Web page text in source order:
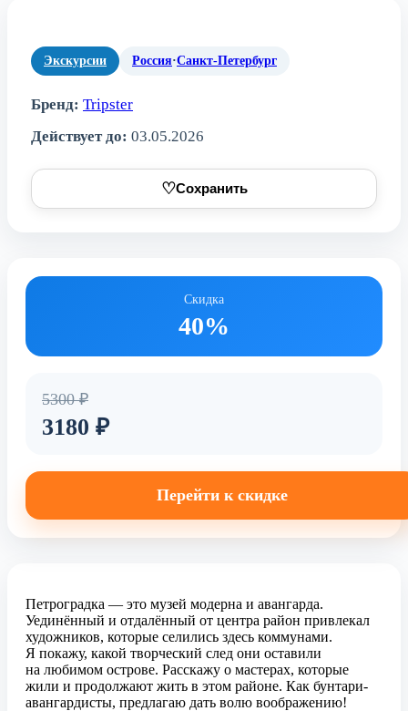
Экскурсии Россия·Санкт-Петербург
Бренд: Tripster
Действует до: 03.05.2026
♡Сохранить
Скидка
40%
5300 ₽
3180 ₽
Перейти к скидке
Петроградка — это музей модерна и авангарда.
Уединённый и отдалённый от центра район привлекал
художников, которые селились здесь коммунами.
Я покажу, какой творческий след они оставили
на любимом острове. Расскажу о мастерах, которые
жили и продолжают жить в этом районе. Как бунтари-
авангардисты, предлагаю дать волю воображению!